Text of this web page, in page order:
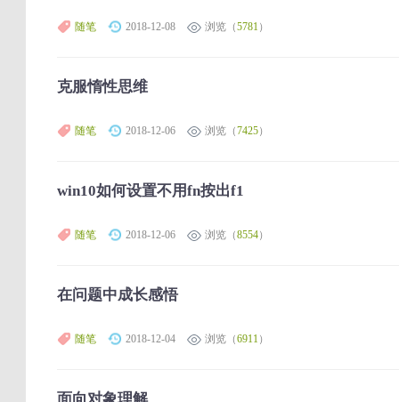
随笔 2018-12-08 浏览（5781）
克服惰性思维
随笔 2018-12-06 浏览（7425）
win10如何设置不用fn按出f1
随笔 2018-12-06 浏览（8554）
在问题中成长感悟
随笔 2018-12-04 浏览（6911）